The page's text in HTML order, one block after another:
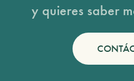
y quieres saber